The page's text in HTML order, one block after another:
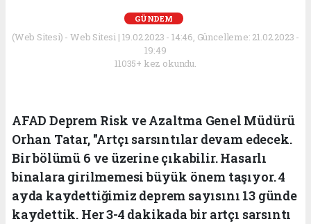
GÜNDEM
(Web Sitesi) - Web Sitesi | 19.02.2023 - 14:46, Güncelleme: 21.02.2023 -
19:49
11035+ kez okundu.
AFAD Deprem Risk ve Azaltma Genel Müdürü
Orhan Tatar, "Artçı sarsıntılar devam edecek.
Bir bölümü 6 ve üzerine çıkabilir. Hasarlı
binalara girilmemesi büyük önem taşıyor. 4
ayda kaydettiğimiz deprem sayısını 13 günde
kaydettik. Her 3-4 dakikada bir artçı sarsıntı